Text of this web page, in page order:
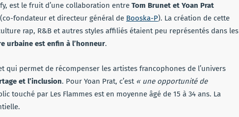
est le fruit d’une collaboration entre Tom Brunet et Yoan Prat
(co-fondateur et directeur général de Booska-P). La création de cette
rap, R&B et autres styles affiliés étaient peu représentés dans les
urbaine est enfin à l’honneur.
qui permet de récompenser les artistes francophones de l’univers
et l’inclusion. Pour Yoan Prat, c’est « une opportunité de
touché par Les Flammes est en moyenne âgé de 15 à 34 ans. La